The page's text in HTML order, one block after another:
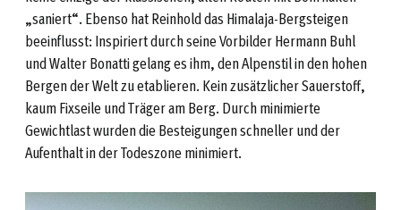
„saniert“. Ebenso hat Reinhold das Himalaja-Bergsteigen
beeinflusst: Inspiriert durch seine Vorbilder Hermann Buhl
und Walter Bonatti gelang es ihm, den Alpenstil in den hohen
Bergen der Welt zu etablieren. Kein zusätzlicher Sauerstoff,
kaum Fixseile und Träger am Berg. Durch minimierte
Gewichtlast wurden die Besteigungen schneller und der
Aufenthalt in der Todeszone minimiert.